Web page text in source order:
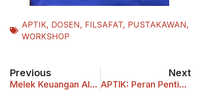
APTIK, DOSEN, FILSAFAT, PUSTAKAWAN,
WORKSHOP
Previous
Melek Keuangan Ala Gen Z
Next
APTIK: Peran Penting Pustawakan di Kampus